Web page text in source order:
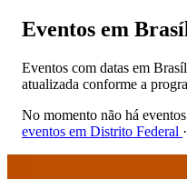
Eventos em
Eventos com datas em
atualizada conforme a
No momento não há
eventos em Distrito Federal ·